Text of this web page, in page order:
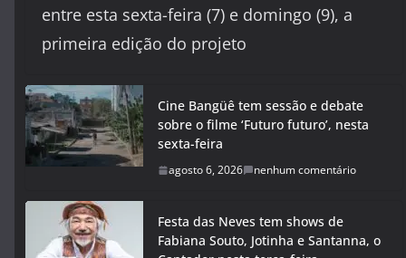
entre esta sexta-feira (7) e domingo (9), a
primeira edição do projeto
Cine Bangüê tem sessão e debate
sobre o filme ‘Futuro futuro’, nesta
sexta-feira
agosto 6, 2026 nenhum comentário
Festa das Neves tem shows de
Fabiana Souto, Jotinha e Santanna, o